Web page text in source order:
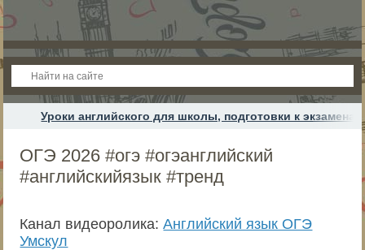
Уроки английского для школы, подготовки к
ОГЭ 2026 #огэ #огэанглийский
#английскийязык #тренд
Канал видеоролика:Английский язык ОГЭ
Умскул